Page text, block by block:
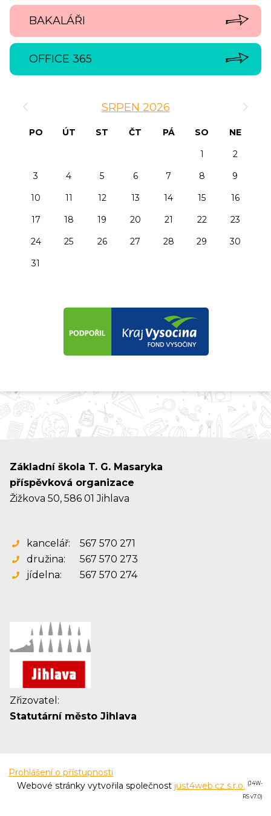
BAKALÁŘI
OFFICE 365
SRPEN 2026
PO ÚT ST ČT PÁ SO
NE
1
2
3
4 5 6 7 8
9
10
11 12 13 14 15
16
17
18 19 20 21 22
23
24
25 26 27 28 29
30
31
Základní škola T. G. Masaryka
příspěvková organizace
Žižkova 50, 586 01 Jihlava
kancelář:
567 570 271
družina:
567 570 273
jídelna:
567 570 274
Zřizovatel:
Statutární město Jihlava
Prohlášení o přístupnosti
Webové stránky vytvořila společnost just4web.cz s.r.o. (J4W-
RS v7.0)